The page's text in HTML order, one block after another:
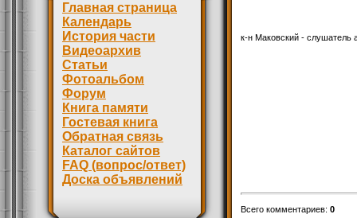
Главная страница
Календарь
История части
Видеоархив
Статьи
Фотоальбом
Форум
Книга памяти
Гостевая книга
Обратная связь
Каталог сайтов
FAQ (вопрос/ответ)
Доска объявлений
к-н Маковский - слушатель
Всего комментариев: 0